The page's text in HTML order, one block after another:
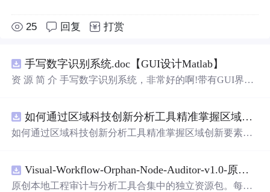
25 回复 打赏
手写数字识别系统.doc【GUI设计Matlab】
资 源 简 介 手写数字识别系统，非常好的啊!带有GUI界
带有直观的图形用户界面（GUI），非常容易使用。你只
需要将手写数字输入系统，它将立即给出准确的识别结
是一个非常方便和实用的工具，你一定会喜欢它的！
如何通过区域科技创新分析工具精准掌握区域创新要素分布与产业链融合现状？.docx
如何通过区域科技创新分析工具精准掌握区域创新要素分
Visual-Workflow-Orphan-Node-Auditor-v1.0-原创源码与文档.zip
原创本地工程审计与分析工具合集中的独立资源包。每个